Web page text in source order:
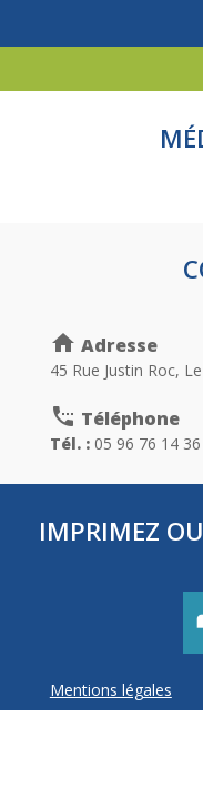
home Adresse
45 Rue Justin Roc,
settings_phone Téléphone
Tél. :05 96 76 14 36
IMPRIMEZ
Mentions légales